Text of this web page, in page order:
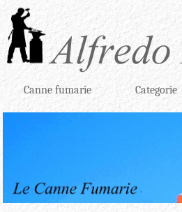
Canne fumarie Categorie